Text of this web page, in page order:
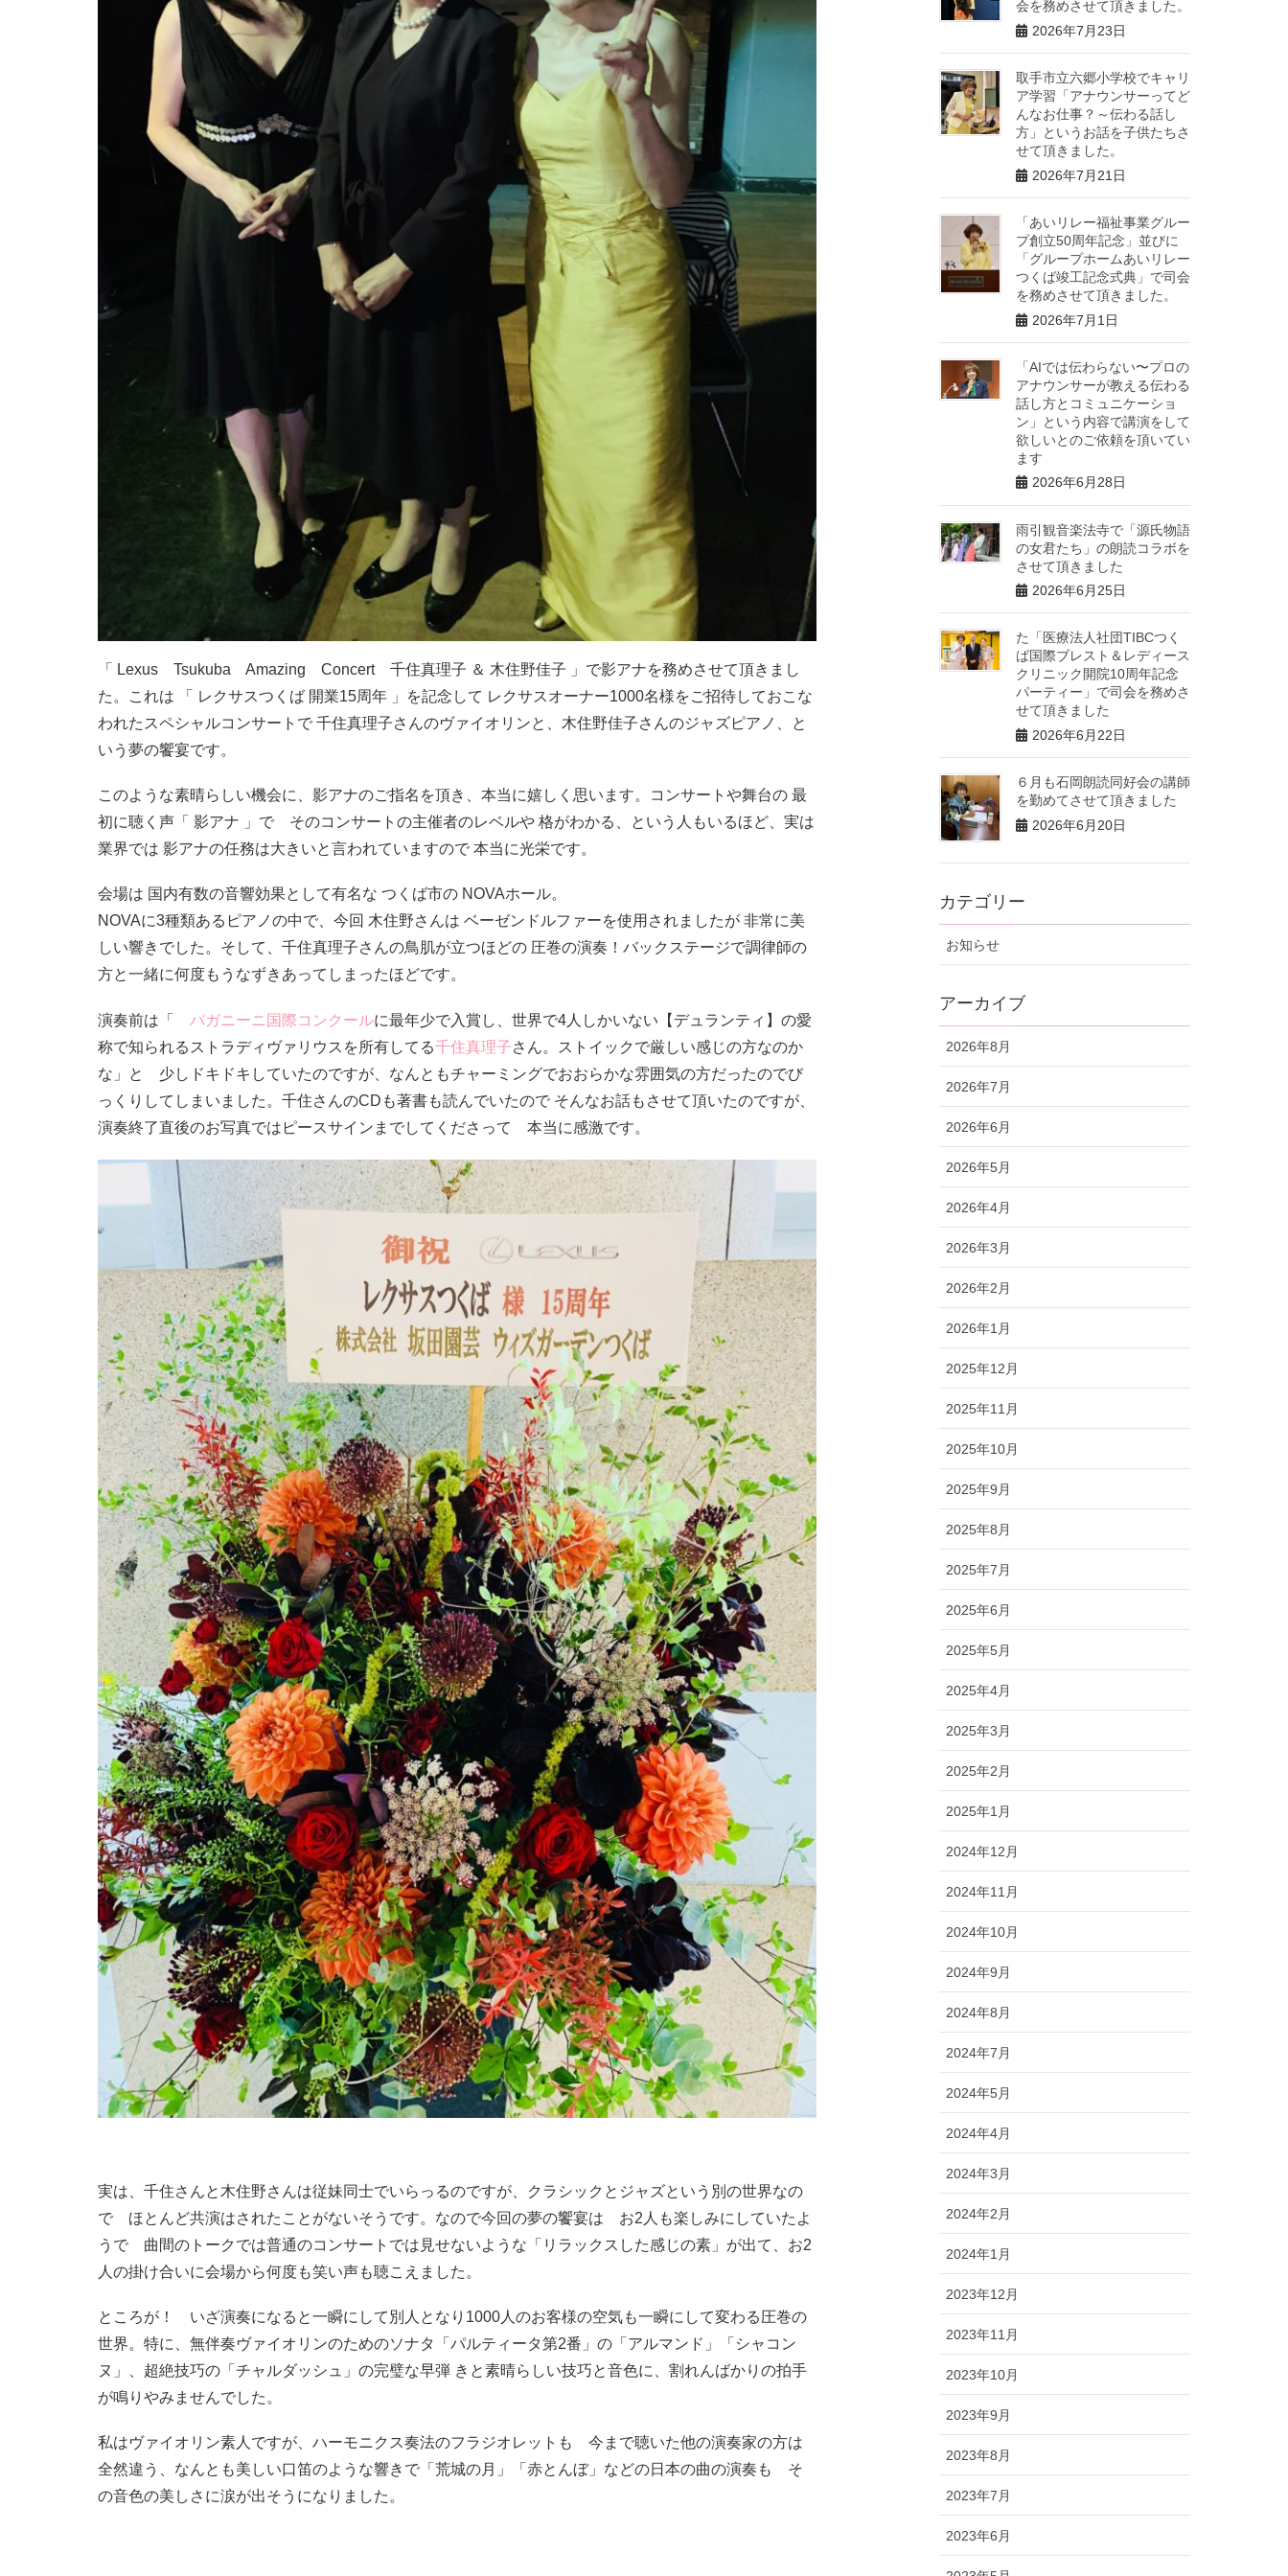
「 Lexus Tsukuba Amazing Concert 千住真理子 ＆ 木住野佳子 」で影アナを務めさせて頂きまし
た。これは 「 レクサスつくば 開業15周年 」を記念して レクサスオーナー1000名様をご招待しておこな
われたスペシャルコンサートで 千住真理子さんのヴァイオリンと、木住野佳子さんのジャズピアノ、と
いう夢の饗宴です。
このような素晴らしい機会に、影アナのご指名を頂き、本当に嬉しく思います。コンサートや舞台の 最
初に聴く声「 影アナ 」で そのコンサートの主催者のレベルや 格がわかる、という人もいるほど、実は
業界では 影アナの任務は大きいと言われていますので 本当に光栄です。
会場は 国内有数の音響効果として有名な つくば市の NOVAホール。
NOVAに3種類あるピアノの中で、今回 木住野さんは ベーゼンドルファーを使用されましたが 非常に美
しい響きでした。そして、千住真理子さんの鳥肌が立つほどの 圧巻の演奏！バックステージで調律師の
方と一緒に何度もうなずきあってしまったほどです。
演奏前は「 パガニーニ国際コンクールに最年少で入賞し、世界で4人しかいない【デュランティ】の愛
称で知られるストラディヴァリウスを所有してる千住真理子さん。ストイックで厳しい感じの方なのか
な」と 少しドキドキしていたのですが、なんともチャーミングでおおらかな雰囲気の方だったのでび
っくりしてしまいました。千住さんのCDも著書も読んでいたので そんなお話もさせて頂いたのですが、
演奏終了直後のお写真ではピースサインまでしてくださって 本当に感激です。
実は、千住さんと木住野さんは従妹同士でいらっるのですが、クラシックとジャズという別の世界なの
で ほとんど共演はされたことがないそうです。なので今回の夢の饗宴は お2人も楽しみにしていたよ
うで 曲間のトークでは普通のコンサートでは見せないような「リラックスした感じの素」が出て、お2
人の掛け合いに会場から何度も笑い声も聴こえました。
ところが！ いざ演奏になると一瞬にして別人となり1000人のお客様の空気も一瞬にして変わる圧巻の
世界。特に、無伴奏ヴァイオリンのためのソナタ「パルティータ第2番」の「アルマンド」「シャコン
ヌ」、超絶技巧の「チャルダッシュ」の完璧な早弾 きと素晴らしい技巧と音色に、割れんばかりの拍手
が鳴りやみませんでした。
私はヴァイオリン素人ですが、ハーモニクス奏法のフラジオレットも 今まで聴いた他の演奏家の方は
全然違う、なんとも美しい口笛のような響きで「荒城の月」「赤とんぼ」などの日本の曲の演奏も そ
の音色の美しさに涙が出そうになりました。
会を務めさせて頂きました。
2026年7月23日
取手市立六郷小学校でキャリ
ア学習「アナウンサーってど
んなお仕事？～伝わる話し
方」というお話を子供たちさ
せて頂きました。
2026年7月21日
「あいリレー福祉事業グルー
プ創立50周年記念」並びに
「グループホームあいリレー
つくば竣工記念式典」で司会
を務めさせて頂きました。
2026年7月1日
「AIでは伝わらない〜プロの
アナウンサーが教える伝わる
話し方とコミュニケーショ
ン」という内容で講演をして
欲しいとのご依頼を頂いてい
ます
2026年6月28日
雨引観音楽法寺で「源氏物語
の女君たち」の朗読コラボを
させて頂きました
2026年6月25日
た「医療法人社団TIBCつく
ば国際ブレスト＆レディース
クリニック開院10周年記念
パーティー」で司会を務めさ
せて頂きました
2026年6月22日
６月も石岡朗読同好会の講師
を勤めてさせて頂きました
2026年6月20日
カテゴリー
お知らせ
アーカイブ
2026年8月
2026年7月
2026年6月
2026年5月
2026年4月
2026年3月
2026年2月
2026年1月
2025年12月
2025年11月
2025年10月
2025年9月
2025年8月
2025年7月
2025年6月
2025年5月
2025年4月
2025年3月
2025年2月
2025年1月
2024年12月
2024年11月
2024年10月
2024年9月
2024年8月
2024年7月
2024年5月
2024年4月
2024年3月
2024年2月
2024年1月
2023年12月
2023年11月
2023年10月
2023年9月
2023年8月
2023年7月
2023年6月